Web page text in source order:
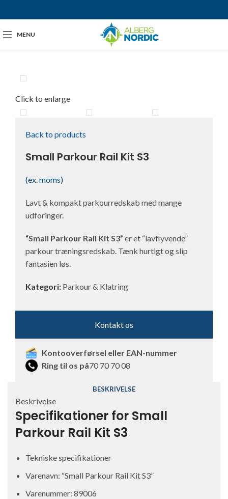
MENU
Click to enlarge
Back to products
Small Parkour Rail Kit S3
(ex. moms)
Lavt & kompakt parkourredskab med mange
udforinger.
“Small Parkour Rail Kit S3” er et “lavflyvende”
parkour træningsredskab. Tænk hurtigt og slip
fantasien løs.
Kategori: Parkour & Klatring
Kontakt os
Kontooverførsel eller EAN-nummer
Ring til os på70 70 70 08
BESKRIVELSE
Beskrivelse
Specifikationer for Small
Parkour Rail Kit S3
Tekniske specifikationer​
Varenavn: “Small Parkour Rail Kit S3”
Varenummer: 89006